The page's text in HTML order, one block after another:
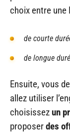
choix entre une
de courte
de longue
Ensuite, vous
allez utiliser
choisissez un
proposerdes